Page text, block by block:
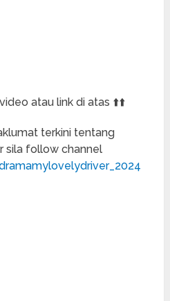
atau link di atas ⬆️⬆️
terkini tentang
sila follow channel